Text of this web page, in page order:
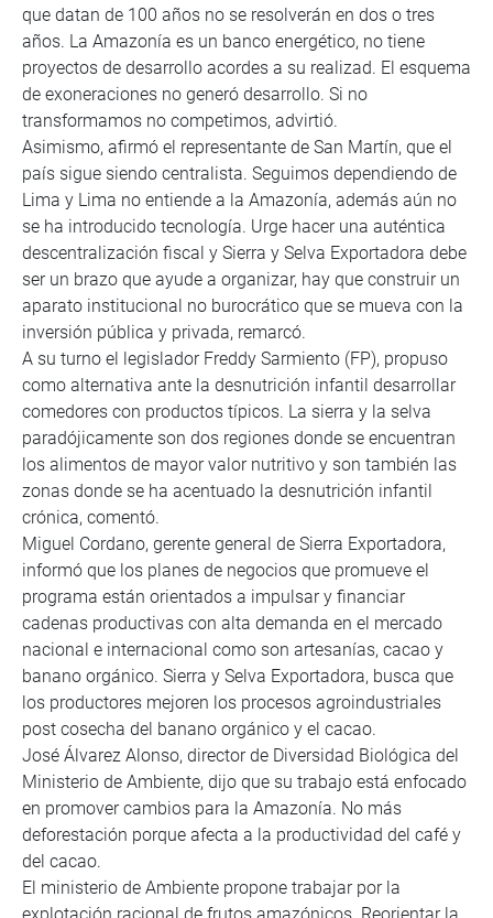
que datan de 100 años no se resolverán en dos o tres
años. La Amazonía es un banco energético, no tiene
proyectos de desarrollo acordes a su realizad. El esquema
de exoneraciones no generó desarrollo. Si no
transformamos no competimos, advirtió.
Asimismo, afirmó el representante de San Martín, que el
país sigue siendo centralista. Seguimos dependiendo de
Lima y Lima no entiende a la Amazonía, además aún no
se ha introducido tecnología. Urge hacer una auténtica
descentralización fiscal y Sierra y Selva Exportadora debe
ser un brazo que ayude a organizar, hay que construir un
aparato institucional no burocrático que se mueva con la
inversión pública y privada, remarcó.
A su turno el legislador Freddy Sarmiento (FP), propuso
como alternativa ante la desnutrición infantil desarrollar
comedores con productos típicos. La sierra y la selva
paradójicamente son dos regiones donde se encuentran
los alimentos de mayor valor nutritivo y son también las
zonas donde se ha acentuado la desnutrición infantil
crónica, comentó.
Miguel Cordano, gerente general de Sierra Exportadora,
informó que los planes de negocios que promueve el
programa están orientados a impulsar y financiar
cadenas productivas con alta demanda en el mercado
nacional e internacional como son artesanías, cacao y
banano orgánico. Sierra y Selva Exportadora, busca que
los productores mejoren los procesos agroindustriales
post cosecha del banano orgánico y el cacao.
José Álvarez Alonso, director de Diversidad Biológica del
Ministerio de Ambiente, dijo que su trabajo está enfocado
en promover cambios para la Amazonía. No más
deforestación porque afecta a la productividad del café y
del cacao.
El ministerio de Ambiente propone trabajar por la